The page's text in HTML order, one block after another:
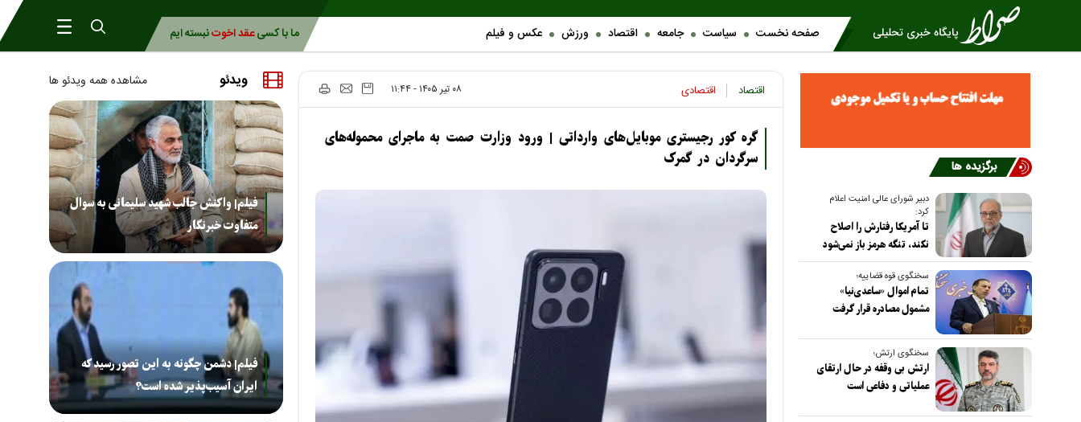
صفحه نخست سیاست جامعه اقتصاد ورزش عکس و فیلم ما با کسیعقد اخوتنبسته ایم
اقتصاد اقتصادی ۰۸ تير ۱۴۰۵ - ۱۱:۴۴
گره کور رجیستری موبایل‌های وارداتی | ورود وزارت صمت به ماجرای محموله‌های
سرگردان در گمرک
برگزیده ها
دبیر شورای عالی امنیت اعلام
کرد:
تا آمریکا رفتارش را اصلاح
نکند، تنگه هرمز باز نمی‌شود
سخنگوی قوه قضاییه؛
تمام اموال «ساعدی‌نیا»
مشمول مصادره قرار گرفت
سخنگوی ارتش؛
ارتش بی وقفه در حال ارتقای
عملیاتی و دفاعی است
ویدئو مشاهده همه ویدئو ها
فیلم| واکنش جالب شهید سلیمانی به سوال
متفاوت خبرنگار
فیلم| دشمن چگونه به این تصور رسید که
ایران آسیب‌پذیر شده است؟